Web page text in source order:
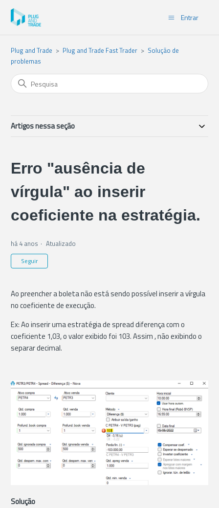
Entrar
Plug and Trade Plug and Trade Fast Trader
Solução de
problemas
Artigos nessa seção
Erro "ausência de
vírgula" ao inserir
coeficiente na estratégia.
há 4 anos Atualizado
Seguir
Ao preencher a boleta não está sendo possível inserir a vírgula
no coeficiente de execução.
Ex: Ao inserir uma estratégia de spread diferença com o
coeficiente 1,03, o valor exibido foi 103. Assim , não exibindo o
separar decimal.
Solução